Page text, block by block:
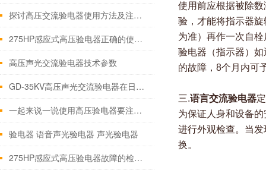
探讨高压交流验电器使用方法及注意事项
275HP感应式高压验电器正确的使用至关重要
高压声光交流验电器技术参数
GD-35KV高压声光交流验电器在日常中应该这样维护
一起来说一说使用高压验电器要注意的几个细节
验电器 语音声光验电器 声光验电器
275HP感应式高压验电器故障的检验方法介绍
使用前应根据被除
验，才能将指示器
为准）再作一次自
验电器（指示器）
的故障，8个月内可
三.语言交流验电器
为保证人身和设备
进行外观检查。当
换。